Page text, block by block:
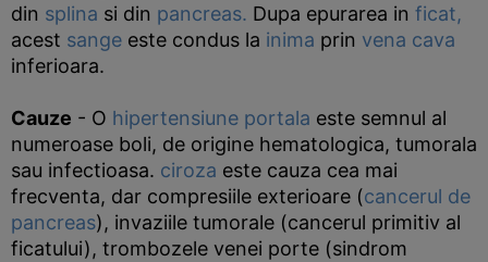
din splina si din pancreas. Dupa epurarea in ficat,
acest sange este condus la inima prin vena cava
inferioara.
Cauze - O hipertensiune portala este semnul al
numeroase boli, de origine hematologica, tumorala
sau infectioasa. ciroza este cauza cea mai
frecventa, dar compresiile exterioare (cancerul de
pancreas), invaziile tumorale (cancerul primitiv al
ficatului), trombozele venei porte (sindrom